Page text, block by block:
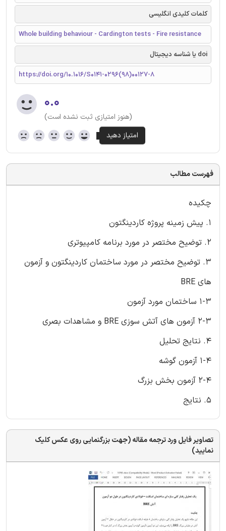
کلمات کلیدی انگلیسی
Whole building behaviour - Cardington tests - Fire resistance
doi یا شناسه دیجیتال
https://doi.org/10.1016/S0141-0296(98)00127-8
۰.۰
(هنوز امتیازی ثبت نشده است)
فهرست مطالب
چکیده
1. پیش زمینه پروژه کاردینگتون
2. توضیح مختصر در مورد برنامه کامپیوتری
3. توضیح مختصر در مورد ساختمان کاردینگتون و آزمون
های BRE
1-3 ساختمان مورد آزمون
2-3 آزمون های آتش سوزی BRE و مشاهدات بصری
4. نتایج تحلیل
1-4 آزمون گوشه
2-4 آزمون بخش بزرگ
5. نتایج
تصاویر فایل ورد ترجمه مقاله (جهت بزرگنمایی روی عکس کلیک
نمایید)